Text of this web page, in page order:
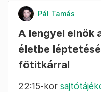
Pál Tamás
A lengyel elnök
életbe
főtitkárral
22:15-kor